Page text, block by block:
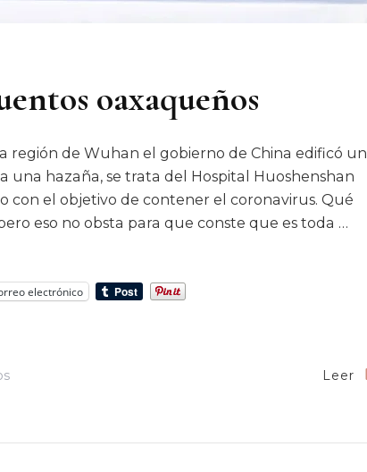
oaxaqueños
región de Wuhan el gobierno de China edificó un
una hazaña, se trata del Hospital Huoshenshan
con el objetivo de contener el coronavirus. Qué
eso no obsta para que conste que es toda …
electrónico
En
Leer